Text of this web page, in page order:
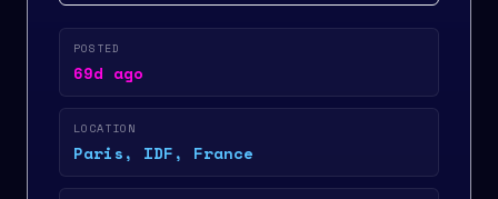
POSTED
69d ago
LOCATION
Paris, IDF, France